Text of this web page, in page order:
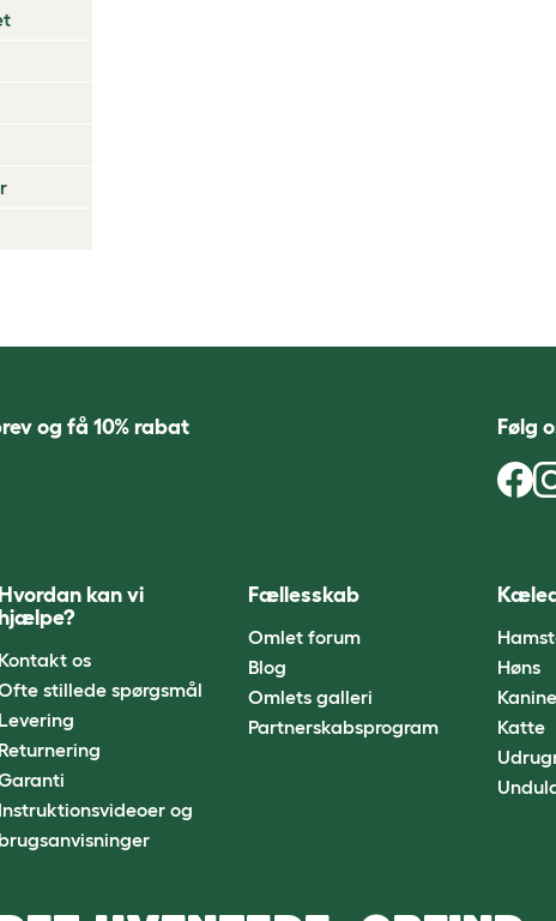
og få 10% rabat Følg
Hvordan kan vi
hjælpe?
Kontakt os
stillede spørgsmål
Levering
Returnering
Instruktionsvideoer og
brugsanvisninger
Fællesskab
Omlet forum
Blog
Omlets galleri
Partnerskabsprogram
Høns
Katte